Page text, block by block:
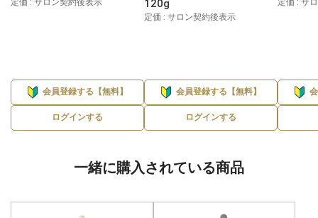
会員登録する【無料】
ログインする
120g
定価 : サロン契約後表示
会員登録する【無料】
ログインする
一緒に購入されている商品